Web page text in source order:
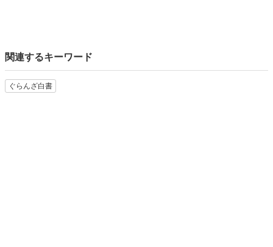
関連するキーワード
ぐらんざ白書